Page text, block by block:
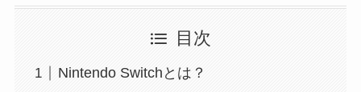
目次
Nintendo Switchとは？